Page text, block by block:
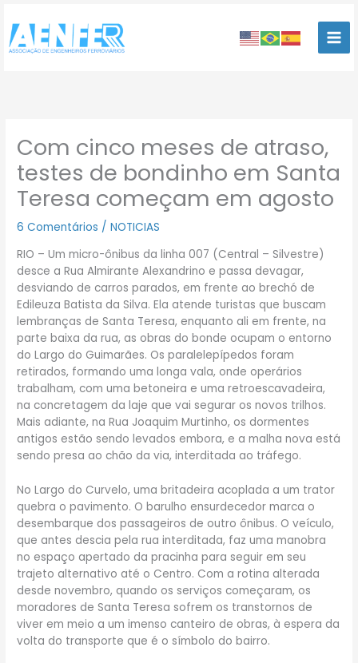
para
conteúdo
Com cinco meses de atraso,
testes de bondinho em Santa
Teresa começam em agosto
6 Comentários /NOTICIAS
RIO – Um micro-ônibus da linha 007 (Central – Silvestre)
desce a Rua Almirante Alexandrino e passa devagar,
desviando de carros parados, em frente ao brechó de
Edileuza Batista da Silva. Ela atende turistas que buscam
lembranças de Santa Teresa, enquanto ali em frente, na
parte baixa da rua, as obras do bonde ocupam o entorno
do Largo do Guimarães. Os paralelepípedos foram
retirados, formando uma longa vala, onde operários
trabalham, com uma betoneira e uma retroescavadeira,
na concretagem da laje que vai segurar os novos trilhos.
Mais adiante, na Rua Joaquim Murtinho, os dormentes
antigos estão sendo levados embora, e a malha nova está
sendo presa ao chão da via, interditada ao tráfego.
No Largo do Curvelo, uma britadeira acoplada a um trator
quebra o pavimento. O barulho ensurdecedor marca o
desembarque dos passageiros de outro ônibus. O veículo,
que antes descia pela rua interditada, faz uma manobra
no espaço apertado da pracinha para seguir em seu
trajeto alternativo até o Centro. Com a rotina alterada
desde novembro, quando os serviços começaram, os
moradores de Santa Teresa sofrem os transtornos de
viver em meio a um imenso canteiro de obras, à espera da
volta do transporte que é o símbolo do bairro.